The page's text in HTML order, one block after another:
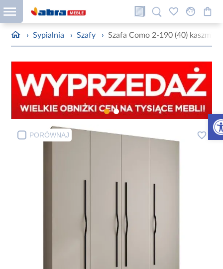
› Sypialnia › Szafy › Szafa Como 2-190 (40) kaszmir/
PORÓWNAJ